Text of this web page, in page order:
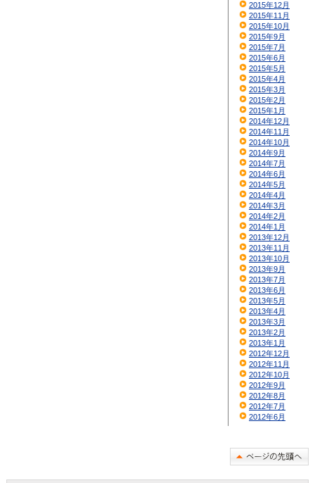
2015年12月
2015年11月
2015年10月
2015年9月
2015年7月
2015年6月
2015年5月
2015年4月
2015年3月
2015年2月
2015年1月
2014年12月
2014年11月
2014年10月
2014年9月
2014年7月
2014年6月
2014年5月
2014年4月
2014年3月
2014年2月
2014年1月
2013年12月
2013年11月
2013年10月
2013年9月
2013年7月
2013年6月
2013年5月
2013年4月
2013年3月
2013年2月
2013年1月
2012年12月
2012年11月
2012年10月
2012年9月
2012年8月
2012年7月
2012年6月